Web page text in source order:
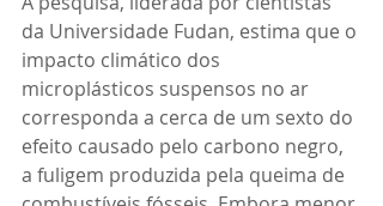
da Universidade Fudan, estima que o
impacto climático dos
microplásticos suspensos no ar
corresponda a cerca de um sexto do
efeito causado pelo carbono negro,
a fuligem produzida pela queima de